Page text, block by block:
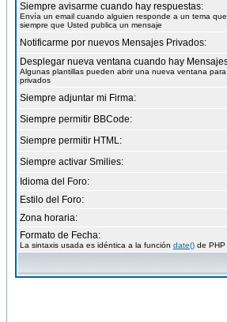
Siempre avisarme cuando hay respuestas:
Envía un email cuando alguien responde a un tema
siempre que Usted publica un mensaje
Notificarme por nuevos Mensajes Privados:
Desplegar nueva ventana cuando hay
Algunas plantillas pueden abrir una nueva ventana
privados
Siempre adjuntar mi Firma:
Siempre permitir BBCode:
Siempre permitir HTML:
Siempre activar Smilies:
Idioma del Foro:
Estilo del Foro:
Zona horaria:
Formato de Fecha:
La sintaxis usada es idéntica a la función date() de PHP